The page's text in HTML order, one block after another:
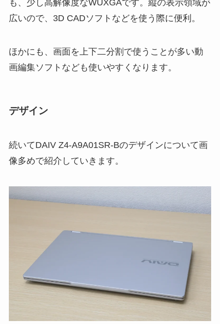
も、少し高解像度なWUXGAです。縦の表示領域が
広いので、3D CADソフトなどを使う際に便利。
ほかにも、画面を上下二分割で使うことが多い動
画編集ソフトなども使いやすくなります。
デザイン
続いてDAIV Z4-A9A01SR-Bのデザインについて画
像多めで紹介していきます。